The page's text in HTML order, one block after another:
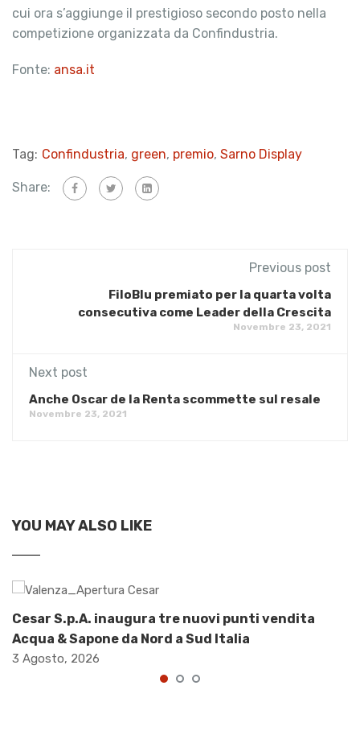
cui ora s’aggiunge il prestigioso secondo posto nella
competizione organizzata da Confindustria.
Fonte: ansa.it
Tag: Confindustria, green, premio, Sarno Display
Share:
Previous post
FiloBlu premiato per la quarta volta
consecutiva come Leader della Crescita
Novembre 23, 2021
Next post
Anche Oscar de la Renta scommette sul resale
Novembre 23, 2021
YOU MAY ALSO LIKE
Cesar S.p.A. inaugura tre nuovi punti vendita
Acqua & Sapone da Nord a Sud Italia
3 Agosto, 2026